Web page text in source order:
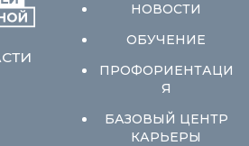
НОВОСТИ
ОБУЧЕНИЕ
ПРОФОРИЕНТАЦИ
Я
БАЗОВЫЙ ЦЕНТР
КАРЬЕРЫ